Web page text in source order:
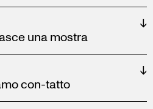
↓
una mostra
↓
con-tatto